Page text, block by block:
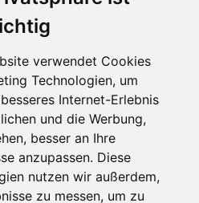
verwendet Cookies
Technologien, um
Internet-Erlebnis
und die Werbung,
besser an Ihre
anzupassen. Diese
nutzen wir außerdem,
zu messen, um zu
Партнерам
Инвесторам